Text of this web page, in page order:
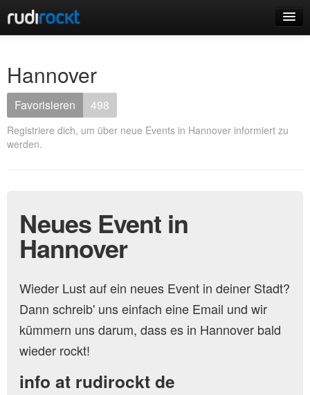
Events
Login
Hannover
Favorisieren 498
Registriere dich, um über neue Events in Hannover informiert zu
werden.
Neues Event in
Hannover
Wieder Lust auf ein neues Event in deiner Stadt?
Dann schreib' uns einfach eine Email und wir
kümmern uns darum, dass es in Hannover bald
wieder rockt!
info at rudirockt de